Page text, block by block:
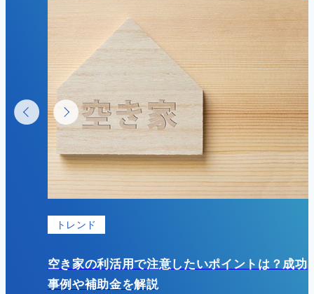
家の利活用で注意したいポイントは？成功
や補助金を解説
初期費